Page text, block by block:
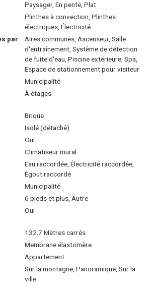
Paysager, En pente, Plat
Plinthes à convection, Plinthes
électriques, Électricité
par
Aires communes, Ascenseur, Salle
d'entraînement, Système de détection
de fuite d'eau, Piscine extérieure, Spa,
Espace de stationnement pour visiteur
Municipalité
À étages
Brique
Isolé (détaché)
Oui
Climatiseur mural
Eau raccordée, Électricité raccordée,
Égout raccordé
Municipalité
6 pieds et plus, Autre
Oui
132.7 Mètres carrés
Membrane élastomère
Appartement
Sur la montagne, Panoramique, Sur la
ville